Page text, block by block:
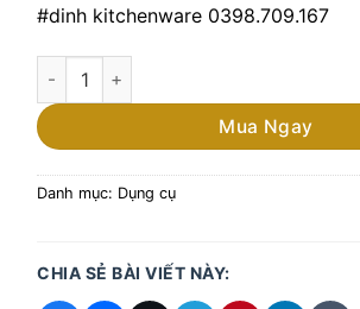
#dinh kitchenware 0398.709.167
LẨU GIẤY PHONG CÁCH NHẬT số lượng
Mua Ngay
Danh mục: Dụng cụ
CHIA SẺ BÀI VIẾT NÀY: